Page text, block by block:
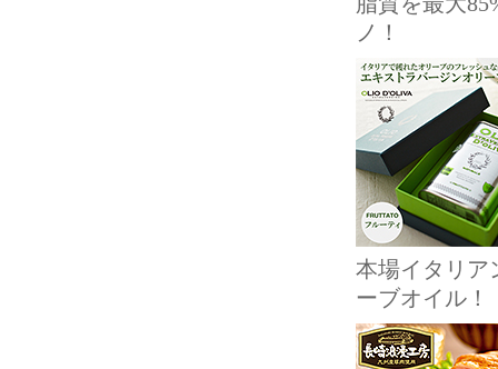
ノ！
本場イタリア
ーブオイル！